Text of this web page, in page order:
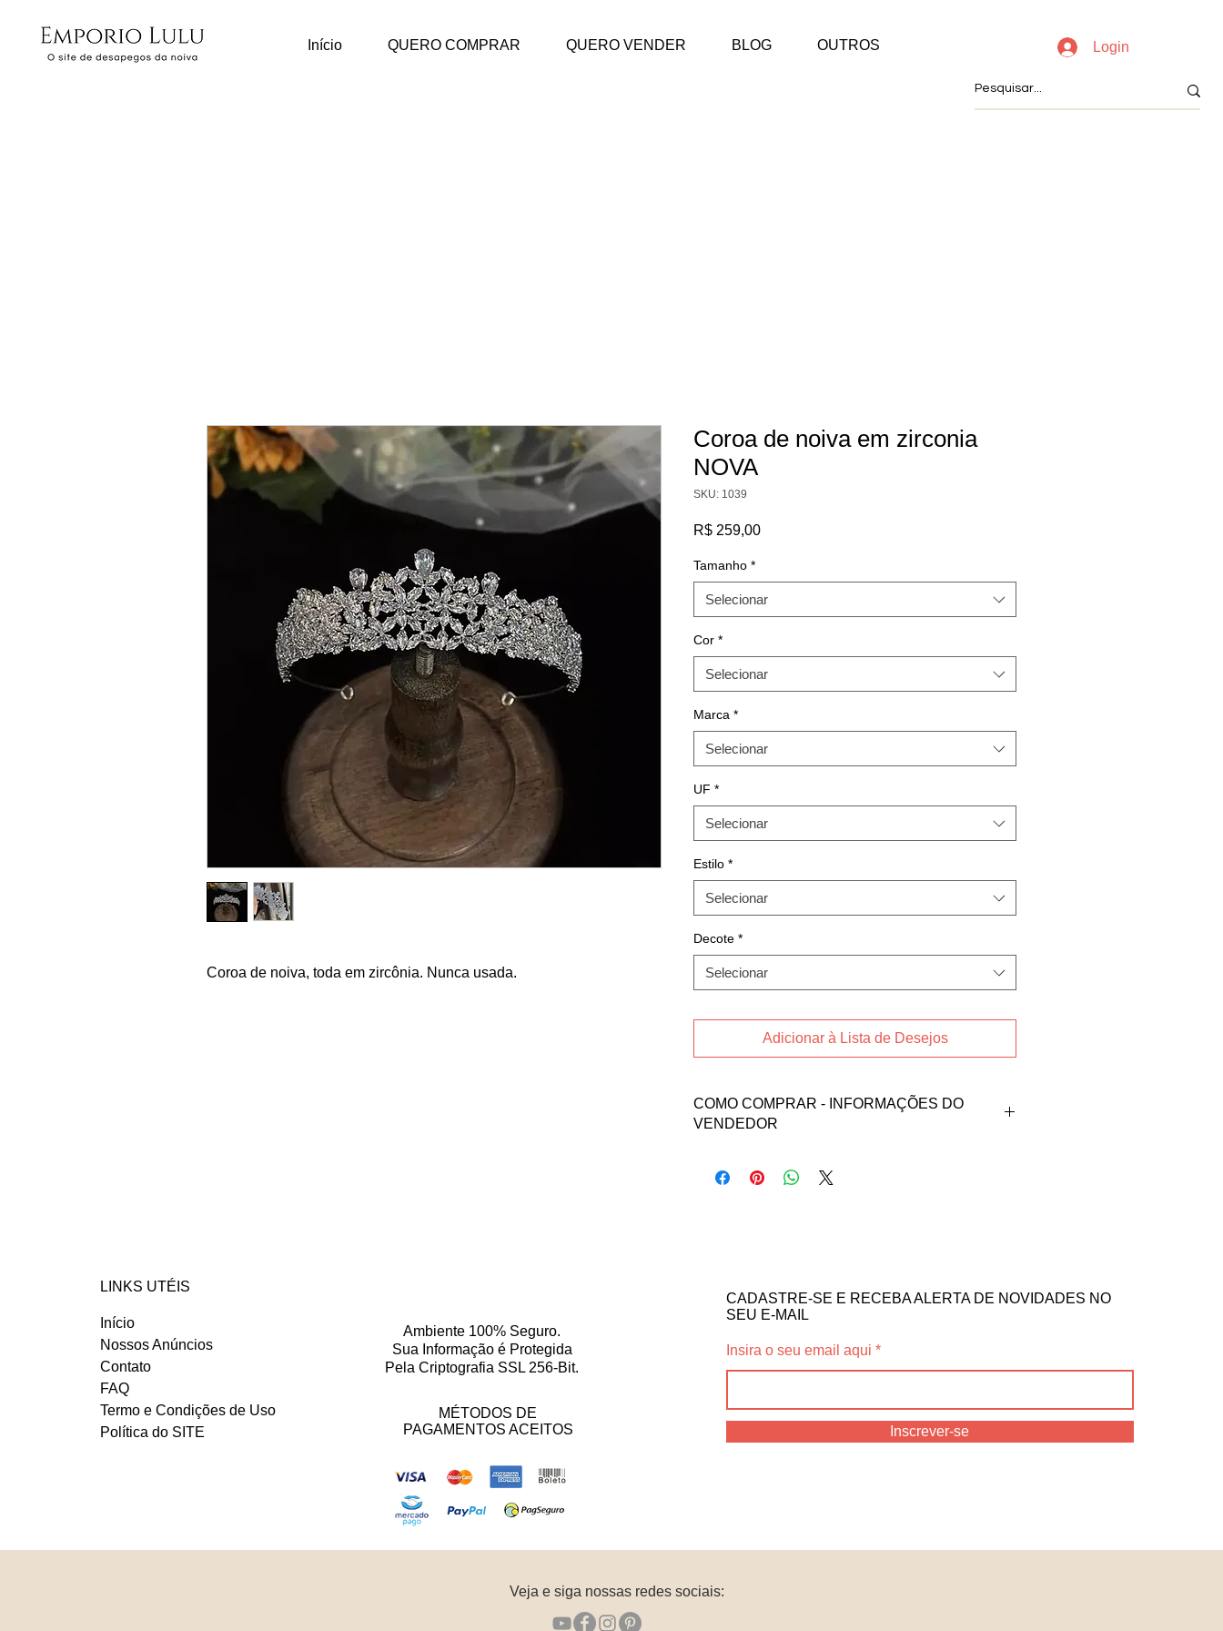
Início QUERO COMPRAR QUERO VENDER BLOG OUTROS Login
Coroa de noiva, toda em zircônia. Nunca usada.
Coroa de noiva em zirconia
NOVA
SKU: 1039
R$ 259,00Preço
Tamanho *
Selecionar
Cor *
Selecionar
Marca *
Selecionar
UF *
Selecionar
Estilo *
Selecionar
Decote *
Selecionar
Adicionar à Lista de Desejos
COMO COMPRAR - INFORMAÇÕES DO
VENDEDOR
Borato no contato abaixo:
LINKS UTÉIS
Início
Nossos Anúncios
Contato
FAQ
Termo e Condições de Uso
Política do SITE
Ambiente 100% Seguro.
Sua Informação é Protegida
Pela Criptografia SSL 256-Bit.
MÉTODOS DE
PAGAMENTOS ACEITOS
CADASTRE-SE E RECEBA ALERTA DE NOVIDADES NO
SEU E-MAIL
Insira o seu email aqui
Inscrever-se
Veja e siga nossas redes sociais: